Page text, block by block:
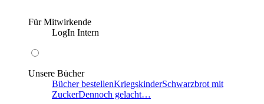
Für Mitwirkende
LogIn Intern
Unsere Bücher
Bücher bestellenKriegskinderSchwarzbrot mit
ZuckerDennoch gelacht…